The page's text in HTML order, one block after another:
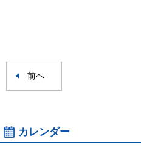
前へ
カレンダー